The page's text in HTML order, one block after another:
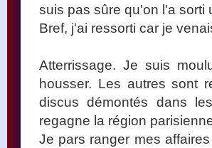
suis pas sûre qu'on l'a sorti
Bref, j'ai ressorti car je
Atterrissage. Je suis
housser. Les autres sont
discus démontés dans
regagne la région
Je pars ranger mes